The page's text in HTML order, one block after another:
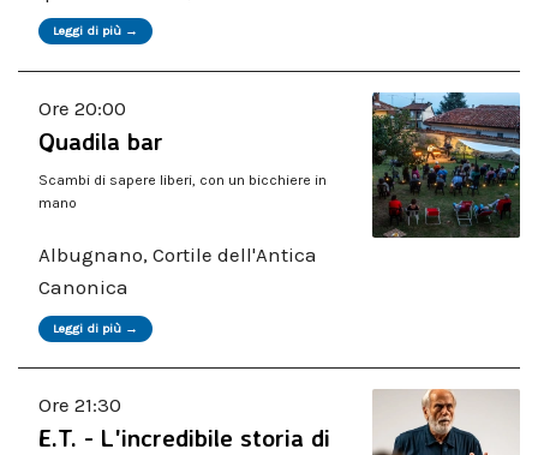
Leggi di più →
Ore 20:00
Quadila bar
Scambi di sapere liberi, con un bicchiere in
mano
Albugnano, Cortile dell'Antica
Canonica
Leggi di più →
Ore 21:30
E.T. - L'incredibile storia di